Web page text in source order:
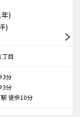
)
)
丁目
3分
3分
徒歩10分